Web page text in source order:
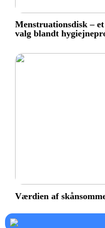
Menstruationsdisk –
valg blandt
Værdien af